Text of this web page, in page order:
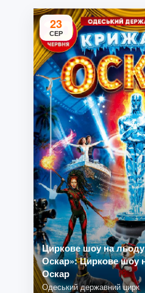
23
СЕР
Циркове шоу на
Оскар»: Циркове шоу
Оскар
Одеський державний цирк